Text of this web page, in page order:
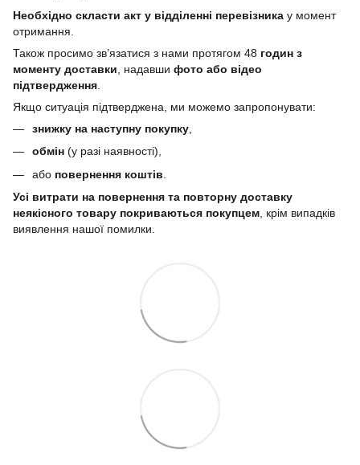
Необхідно скласти акт у відділенні перевізника у момент
отримання.
Також просимо зв’язатися з нами протягом 48 годин з
моменту доставки , надавши фото або відео
підтвердження
Якщо ситуація підтверджена, ми можемо запропонувати:
знижку на наступну покупку
обмін (у разі наявності),
або повернення коштів
Усі витрати на повернення та повторну доставку
неякісного товару покриваються покупцем , крім випадків
виявлення нашої помилки.